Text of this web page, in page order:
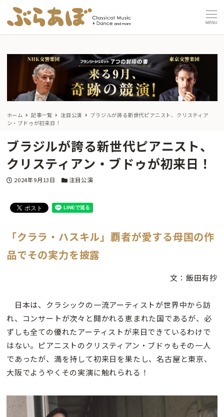
MENU
ホーム 記事一覧 注目公演
ブラジルが誇る新世代ピアニスト、クリスティア
ン・ブドゥが初来日！
ブラジルが誇る新世代ピアニスト、
クリスティアン・ブドゥが初来日！
投稿日
2024年9月13日 カテゴリー
注目公演
「クララ・ハスキル」覇者が愛する母国の作
品でその実力を披露
文：飯田有抄
日本は、クラシックの一流アーティストが世界中から訪
れ、コンサートが次々と開かれる恵まれた国であるが、必
ずしも全ての優れたアーティストが来日できているわけで
はない。ピアニストのクリスティアン・ブドゥもその一人
であったが、満を持して初来日を果たし、名古屋と東京、
大阪でようやくその実演に触れられる！